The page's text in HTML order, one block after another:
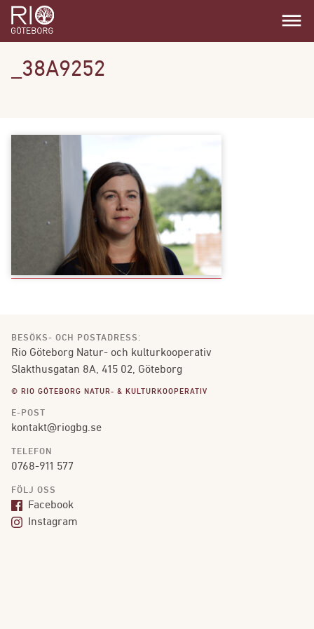
dehaze
_38A9252
BESÖKS- OCH POSTADRESS:
Rio Göteborg Natur- och kulturkooperativ
Slakthusgatan 8A, 415 02, Göteborg
© RIO GÖTEBORG NATUR- & KULTURKOOPERATIV
E-POST
kontakt@riogbg.se
TELEFON
0768-911 577
FÖLJ OSS
Facebook
Instagram